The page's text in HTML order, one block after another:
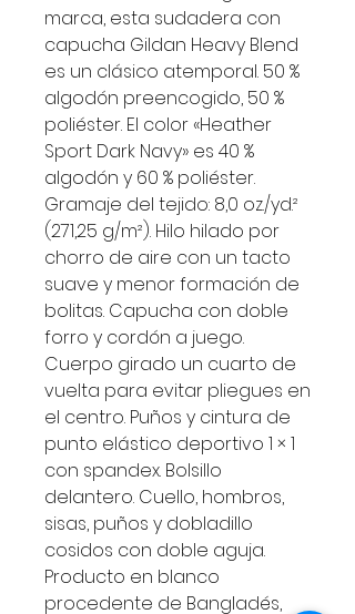
marca, esta sudadera con
capucha Gildan Heavy Blend
es un clásico atemporal. 50 %
algodón preencogido, 50 %
poliéster. El color «Heather
Sport Dark Navy» es 40 %
algodón y 60 % poliéster.
Gramaje del tejido: 8,0 oz./yd.²
(271,25 g/m²). Hilo hilado por
chorro de aire con un tacto
suave y menor formación de
bolitas. Capucha con doble
forro y cordón a juego.
Cuerpo girado un cuarto de
vuelta para evitar pliegues en
el centro. Puños y cintura de
punto elástico deportivo 1 × 1
con spandex. Bolsillo
delantero. Cuello, hombros,
sisas, puños y dobladillo
cosidos con doble aguja.
Producto en blanco
procedente de Bangladés,